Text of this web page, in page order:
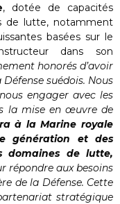
, dotée de capacités
de lutte, notamment
basées sur le
dans son
honorés d’avoir
suédois. Nous
engager avec les
la mise en œuvre de
à la Marine royale
génération et des
domaines de lutte,
répondre aux besoins
de la Défense. Cette
stratégique